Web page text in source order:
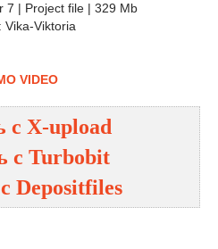
7 | Project file | 329 Mb
Vika-Viktoria
VIDEO
с X-upload
с Turbobit
Depositfiles